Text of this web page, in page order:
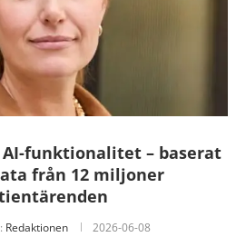
funktionalitet – baserat
från 12 miljoner
Redaktionen 2026-06-08